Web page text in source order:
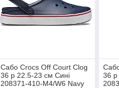
Сабо Crocs Off Court Clog
36 р 22.5-23 см Сині
208371-410-M4/W6 Navy
36 р